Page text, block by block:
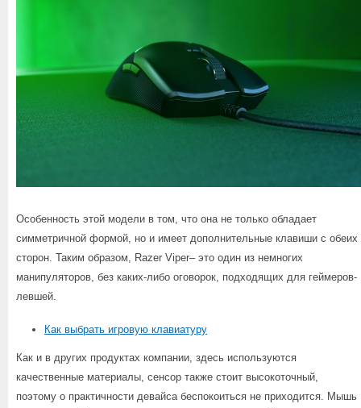
Особенность этой модели в том, что она не только обладает
симметричной формой, но и имеет дополнительные клавиши с обеих
сторон. Таким образом, Razer Viper– это один из немногих
манипуляторов, без каких-либо оговорок, подходящих для геймеров-
левшей.
Как выбрать игровую клавиатуру
Как и в других продуктах компании, здесь используются
качественные материалы, сенсор также стоит высокоточный,
поэтому о практичности девайса беспокоиться не приходится. Мышь